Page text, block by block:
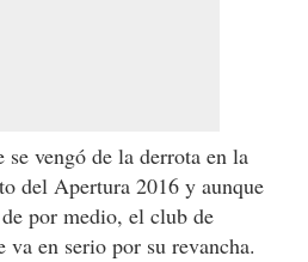
se vengó de la derrota en la
del Apertura 2016 y aunque
por medio, el club de
va en serio por su revancha.